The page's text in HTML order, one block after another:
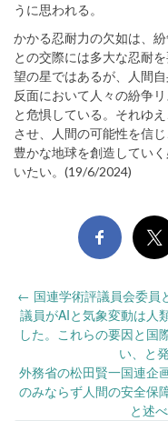
うに思われる。
かかる忍耐力の欠如は、
との交際には多大な忍耐
望の星ではあるが、人間
反面において人々の紛争
と危惧している。それゆ
させ、人間の可能性を信
豊かな地球を創造してい
いたい。(19/6/2024)
Post
navigation
← 国連学術評議員会委員
議員がAIと気象変動は人
した。これらの要因と国
い、と
外務省の松田賢一国連企
のみならず人間の安全保
と述